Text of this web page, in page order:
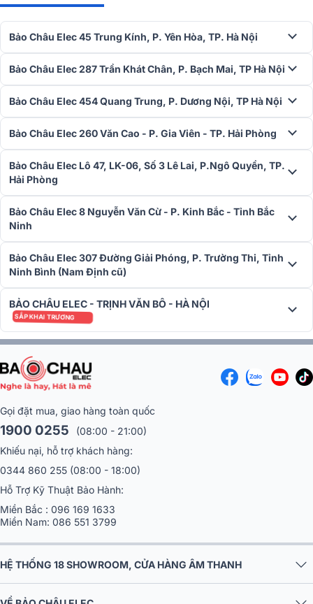
Cũng như những sản phẩm khác của Chord, dòng ampli này được
kiểu dáng riêng với bộ giá đỡ có tên gọi Integra Leg System, đem lại
sự cứng cáp và ổn định tuyệt đối, chống lại các ảnh hưởng rung
chấn.
Bảo Châu Elec 45 Trung Kính, P. Yên Hòa, TP. Hà Nội
Bảo Châu Elec 287 Trần Khát Chân, P. Bạch Mai, TP Hà Nội
Bảo Châu Elec 454 Quang Trung, P. Dương Nội, TP Hà Nội
Bảo Châu Elec 260 Văn Cao - P. Gia Viên - TP. Hải Phòng
Bảo Châu Elec Lô 47, LK-06, Số 3 Lê Lai, P.Ngô Quyền, TP.
Hải Phòng
Bảo Châu Elec 8 Nguyễn Văn Cừ - P. Kinh Bắc - Tỉnh Bắc
Ninh
Bảo Châu Elec 307 Đường Giải Phóng, P. Trường Thi, Tỉnh
Ninh Bình (Nam Định cũ)
BẢO CHÂU ELEC - TRỊNH VĂN BÔ - HÀ NỘI
SẮP KHAI TRƯƠNG
Gọi đặt mua, giao hàng toàn quốc
1900 0255
(08:00 - 21:00)
Khiếu nại, hỗ trợ khách hàng:
0344 860 255 (08:00 - 18:00)
Hỗ Trợ Kỹ Thuật Bảo Hành:
Miền Bắc : 096 169 1633
Miền Nam: 086 551 3799
HỆ THỐNG 18 SHOWROOM, CỬA HÀNG ÂM THANH